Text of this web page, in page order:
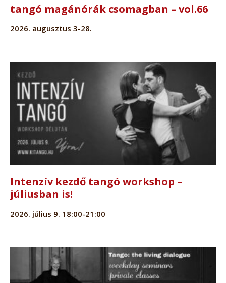
tangó magánórák csomagban – vol.66
2026. augusztus 3-28.
Intenzív kezdő tangó workshop –
júliusban is!
2026. július 9. 18:00-21:00